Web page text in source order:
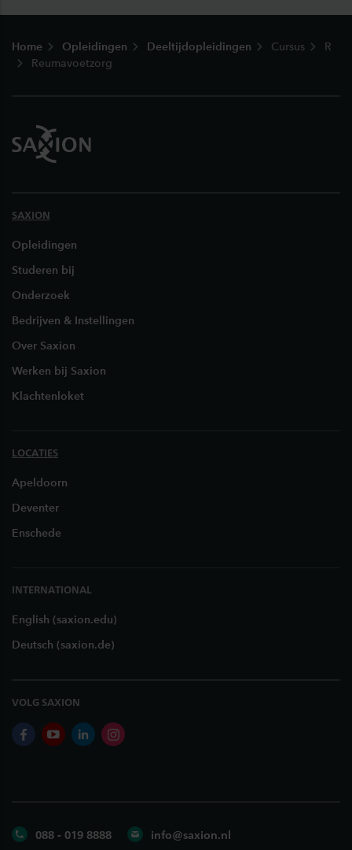
Home Opleidingen Deeltijdopleidingen Cursus
R
Reumavoetzorg
SAXION
Opleidingen
Studeren bij
Onderzoek
Bedrijven & Instellingen
Over Saxion
Werken bij Saxion
Klachtenloket
LOCATIES
Apeldoorn
Deventer
Enschede
INTERNATIONAL
English (saxion.edu)
Deutsch (saxion.de)
VOLG SAXION
facebookyoutubelinkedininstagram
088 - 019 8888 info@saxion.nl